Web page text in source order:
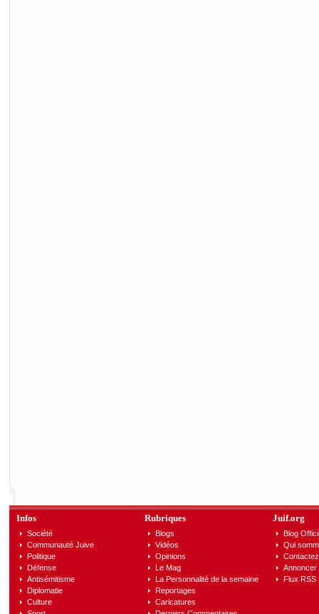
Infos
Société
Communauté Juive
Politique
Défense
Antisémitisme
Diplomatie
Culture
Rubriques
Blogs
Vidéos
Opinions
Le Mag
La Personnalité de la semaine
Reportages
Caricatures
Juif.org
Blog
Qui
Annoncer
Flux RSS